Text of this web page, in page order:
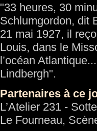
"33 heures, 30
Schlumgordon, dit
21 mai 1927, il
Louis, dans le
l’océan
Lindbergh".
Partenaires à ce
L’Atelier 231 -
Le Fourneau,